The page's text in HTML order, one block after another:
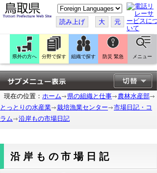
こ
の
ペ
ー
ジ
翻
訳
す
る
読み上げ 大 元
県外の方へ 分野で探す 組織で探す 防災 緊急 メニュー
現在の位置： ホーム 県の組織と仕事
農林水産部
とっとりの水産業
栽培漁業センター
市場日記・コ
ラム
沿岸もの市場日記
沿岸もの市場日記